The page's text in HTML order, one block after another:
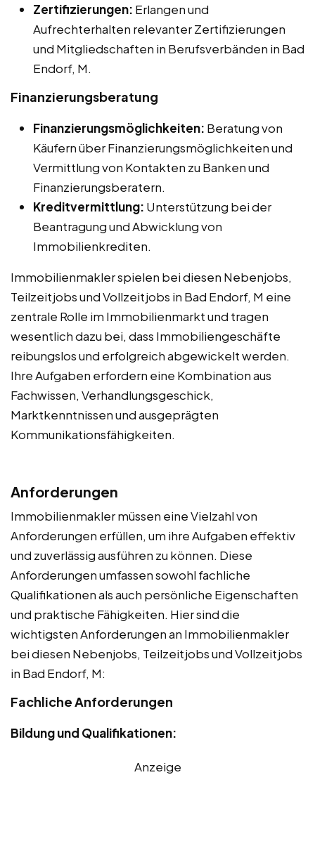
Zertifizierungen: Erlangen und
Aufrechterhalten relevanter Zertifizierungen
und Mitgliedschaften in Berufsverbänden in Bad
Endorf, M.
Finanzierungsberatung
Finanzierungsmöglichkeiten: Beratung von
Käufern über Finanzierungsmöglichkeiten und
Vermittlung von Kontakten zu Banken und
Finanzierungsberatern.
Kreditvermittlung: Unterstützung bei der
Beantragung und Abwicklung von
Immobilienkrediten.
Immobilienmakler spielen bei diesen Nebenjobs,
Teilzeitjobs und Vollzeitjobs in Bad Endorf, M eine
zentrale Rolle im Immobilienmarkt und tragen
wesentlich dazu bei, dass Immobiliengeschäfte
reibungslos und erfolgreich abgewickelt werden.
Ihre Aufgaben erfordern eine Kombination aus
Fachwissen, Verhandlungsgeschick,
Marktkenntnissen und ausgeprägten
Kommunikationsfähigkeiten.
Anforderungen
Immobilienmakler müssen eine Vielzahl von
Anforderungen erfüllen, um ihre Aufgaben effektiv
und zuverlässig ausführen zu können. Diese
Anforderungen umfassen sowohl fachliche
Qualifikationen als auch persönliche Eigenschaften
und praktische Fähigkeiten. Hier sind die
wichtigsten Anforderungen an Immobilienmakler
bei diesen Nebenjobs, Teilzeitjobs und Vollzeitjobs
in Bad Endorf, M:
Fachliche Anforderungen
Bildung und Qualifikationen:
Anzeige